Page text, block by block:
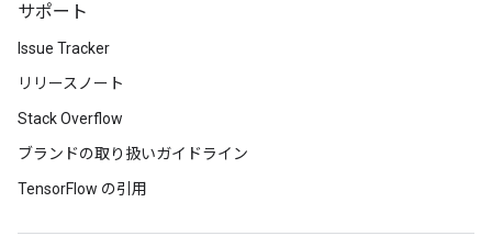
サポート
Issue Tracker
リリースノート
Stack Overflow
ブランドの取り扱いガイドライン
TensorFlow の引用